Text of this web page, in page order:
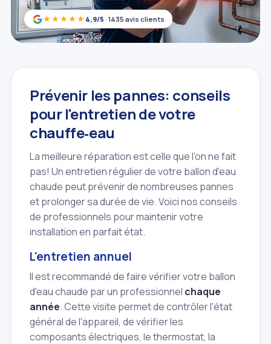
★★★★★ 4,9/5 · 1435 avis clients
Prévenir les pannes: conseils
pour l'entretien de votre
chauffe‑eau
La meilleure réparation est celle que l'on ne fait
pas! Un entretien régulier de votre ballon d'eau
chaude peut prévenir de nombreuses pannes
et prolonger sa durée de vie. Voici nos conseils
de professionnels pour maintenir votre
installation en parfait état.
L'entretien annuel
Il est recommandé de faire vérifier votre ballon
d'eau chaude par un professionnel chaque
année. Cette visite permet de contrôler l'état
général de l'appareil, de vérifier les
composants électriques, le thermostat, la